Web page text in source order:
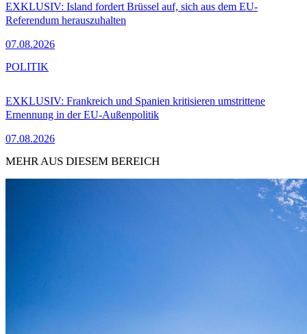
EXKLUSIV: Island fordert Brüssel auf, sich aus dem EU-
Referendum herauszuhalten
07.08.2026
EXKLUSIV: Frankreich und Spanien kritisieren umstrittene
Ernennung in der EU-Außenpolitik
07.08.2026
POLITIK
MEHR AUS DIESEM BEREICH